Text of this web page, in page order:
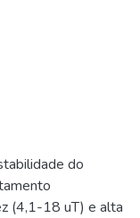
do
(4,1-18 uT) e alta